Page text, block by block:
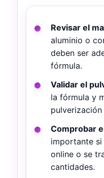
Revisar el
aluminio o
deben ser
fórmula.
Validar el
la fórmula y
pulverización
Comprobar
importante
online o se
cantidades.